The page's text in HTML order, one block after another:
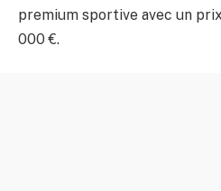
premium sportive avec un
000 €.